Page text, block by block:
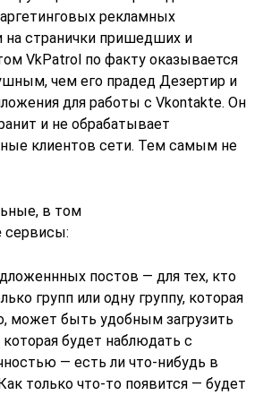
рекламных
на странички пришедших и
VkPatrol по факту оказывается
чем его прадед Дезертир и
для работы с Vkontakte. Он
и не обрабатывает
клиентов сети. Тем самым не
в том
сервисы:
постов — для тех, кто
групп или одну группу, которая
может быть удобным загрузить
будет наблюдать с
— есть ли что-нибудь в
только что-то появится — будет